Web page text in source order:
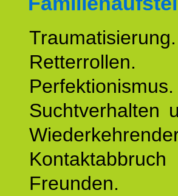
Suchtverhalten